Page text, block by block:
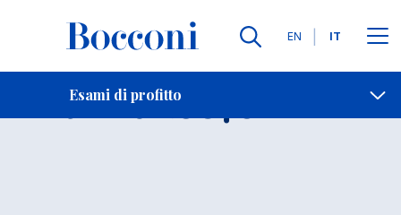
Lingue
EN IT
Esami di profitto
Contatti
Esame 20870 Open